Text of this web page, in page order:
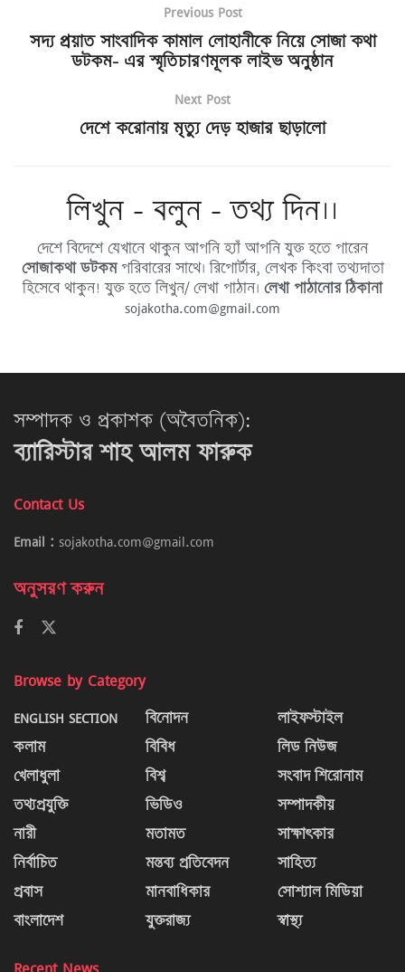
Previous Post
সদ্য প্রয়াত সাংবাদিক কামাল লোহানীকে নিয়ে সোজা কথা
ডটকম- এর স্মৃতিচারণমূলক লাইভ অনুষ্ঠান
Next Post
দেশে করোনায় মৃত্যু দেড় হাজার ছাড়ালো
লিখুন - বলুন - তথ্য দিন।।
দেশে বিদেশে যেখানে থাকুন আপনি হ্যাঁ আপনি যুক্ত হতে পারেন
সোজাকথা ডটকমপরিবারের সাথে। রিপোর্টার, লেখক কিংবা তথ্যদাতা
হিসেবে থাকুন! যুক্ত হতে লিখুন/ লেখা পাঠান। লেখা পাঠানোর ঠিকানা
sojakotha.com@gmail.com
সম্পাদক ও প্রকাশক (অবৈতনিক):
ব্যারিস্টার শাহ আলম ফারুক
Contact Us
Email : sojakotha.com@gmail.com
অনুসরণ করুন
Browse by Category
ENGLISH SECTION
কলাম
খেলাধুলা
তথ্যপ্রযুক্তি
নারী
নির্বাচিত
প্রবাস
বাংলাদেশ
বিনোদন
বিবিধ
বিশ্ব
ভিডিও
মতামত
মন্তব্য প্রতিবেদন
মানবাধিকার
যুক্তরাজ্য
লাইফস্টাইল
লিড নিউজ
সংবাদ শিরোনাম
সম্পাদকীয়
সাক্ষাৎকার
সাহিত্য
সোশ্যাল মিডিয়া
স্বাস্থ্য